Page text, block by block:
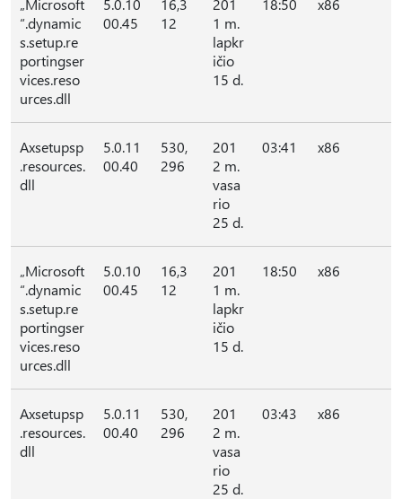
„Microsoft
“.dynamic
s.setup.re
portingser
vices.reso
urces.dll
5.0.10
00.45
16,3
12
201
1 m.
lapkr
ičio
15 d.
18:50 x86
Axsetupsp
.resources.
dll
5.0.11
00.40
530,
296
201
2 m.
vasa
rio
25 d.
03:41 x86
„Microsoft
“.dynamic
s.setup.re
portingser
vices.reso
urces.dll
5.0.10
00.45
16,3
12
201
1 m.
lapkr
ičio
15 d.
18:50 x86
Axsetupsp
.resources.
dll
5.0.11
00.40
530,
296
201
2 m.
vasa
rio
25 d.
03:43 x86